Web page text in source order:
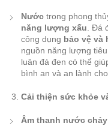
Nước trong phong
năng lượng xấu. Đá
công dụng bảo vệ và
nguồn năng lượng
luân đá đen có thể
bình an và an lành
Cải thiện sức khỏe
Âm thanh nước